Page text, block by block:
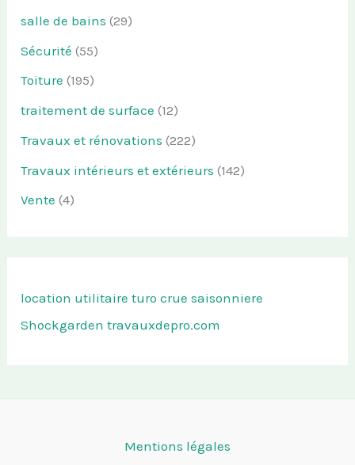
salle de bains (29)
Sécurité (55)
Toiture (195)
traitement de surface (12)
Travaux et rénovations (222)
Travaux intérieurs et extérieurs (142)
Vente (4)
location utilitaire turo crue saisonniere
Shockgarden travauxdepro.com
Mentions légales